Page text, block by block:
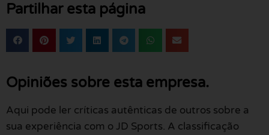
Partilhar esta página
Opiniões sobre esta empresa.
Aqui pode ler críticas autênticas de outros sobre a
sua experiência com o JD Sports. A classificação